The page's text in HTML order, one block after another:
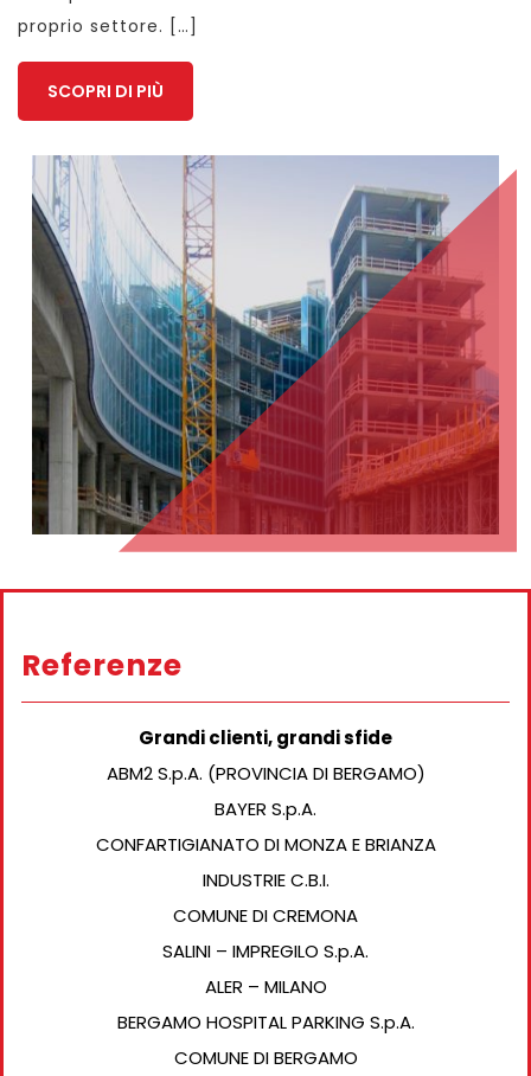
proprio settore. […]
SCOPRI DI PIÙ
Referenze
Grandi clienti, grandi sfide
ABM2 S.p.A. (PROVINCIA DI BERGAMO)
BAYER S.p.A.
CONFARTIGIANATO DI MONZA E BRIANZA
INDUSTRIE C.B.I.
COMUNE DI CREMONA
SALINI – IMPREGILO S.p.A.
ALER – MILANO
BERGAMO HOSPITAL PARKING S.p.A.
COMUNE DI BERGAMO